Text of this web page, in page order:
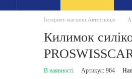
Інтернет-магазин Автоспонж
Килимок
В наявності Артикул: 964